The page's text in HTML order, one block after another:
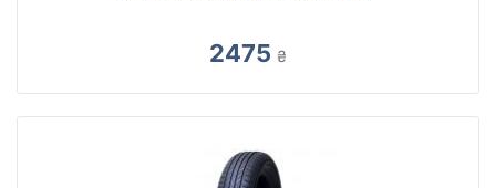
2475 ₴